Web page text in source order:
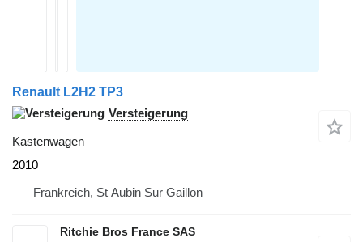
Renault L2H2 TP3
Versteigerung
Kastenwagen
2010
Frankreich, St Aubin Sur Gaillon
Ritchie Bros France SAS